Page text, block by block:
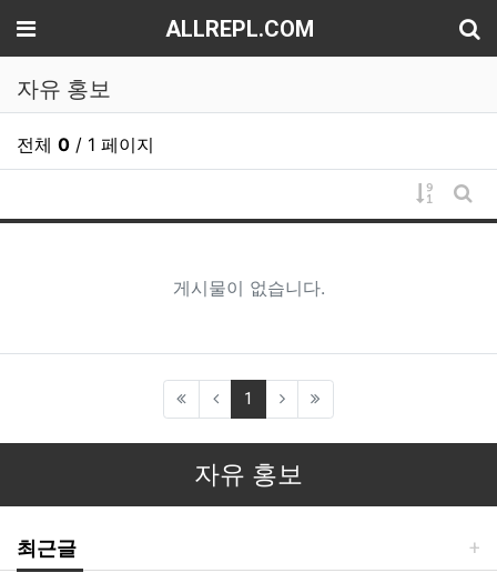
메뉴 ALLREPL.COM
자유 홍보
전체 0 / 1 페이지
게시물
게
게시물이 없습니다.
1 (current)
자유 홍보
최근글